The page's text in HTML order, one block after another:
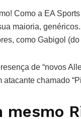
Como a EA
maioria,
como Gabigol
de “novos
atacante chamado
mesmo